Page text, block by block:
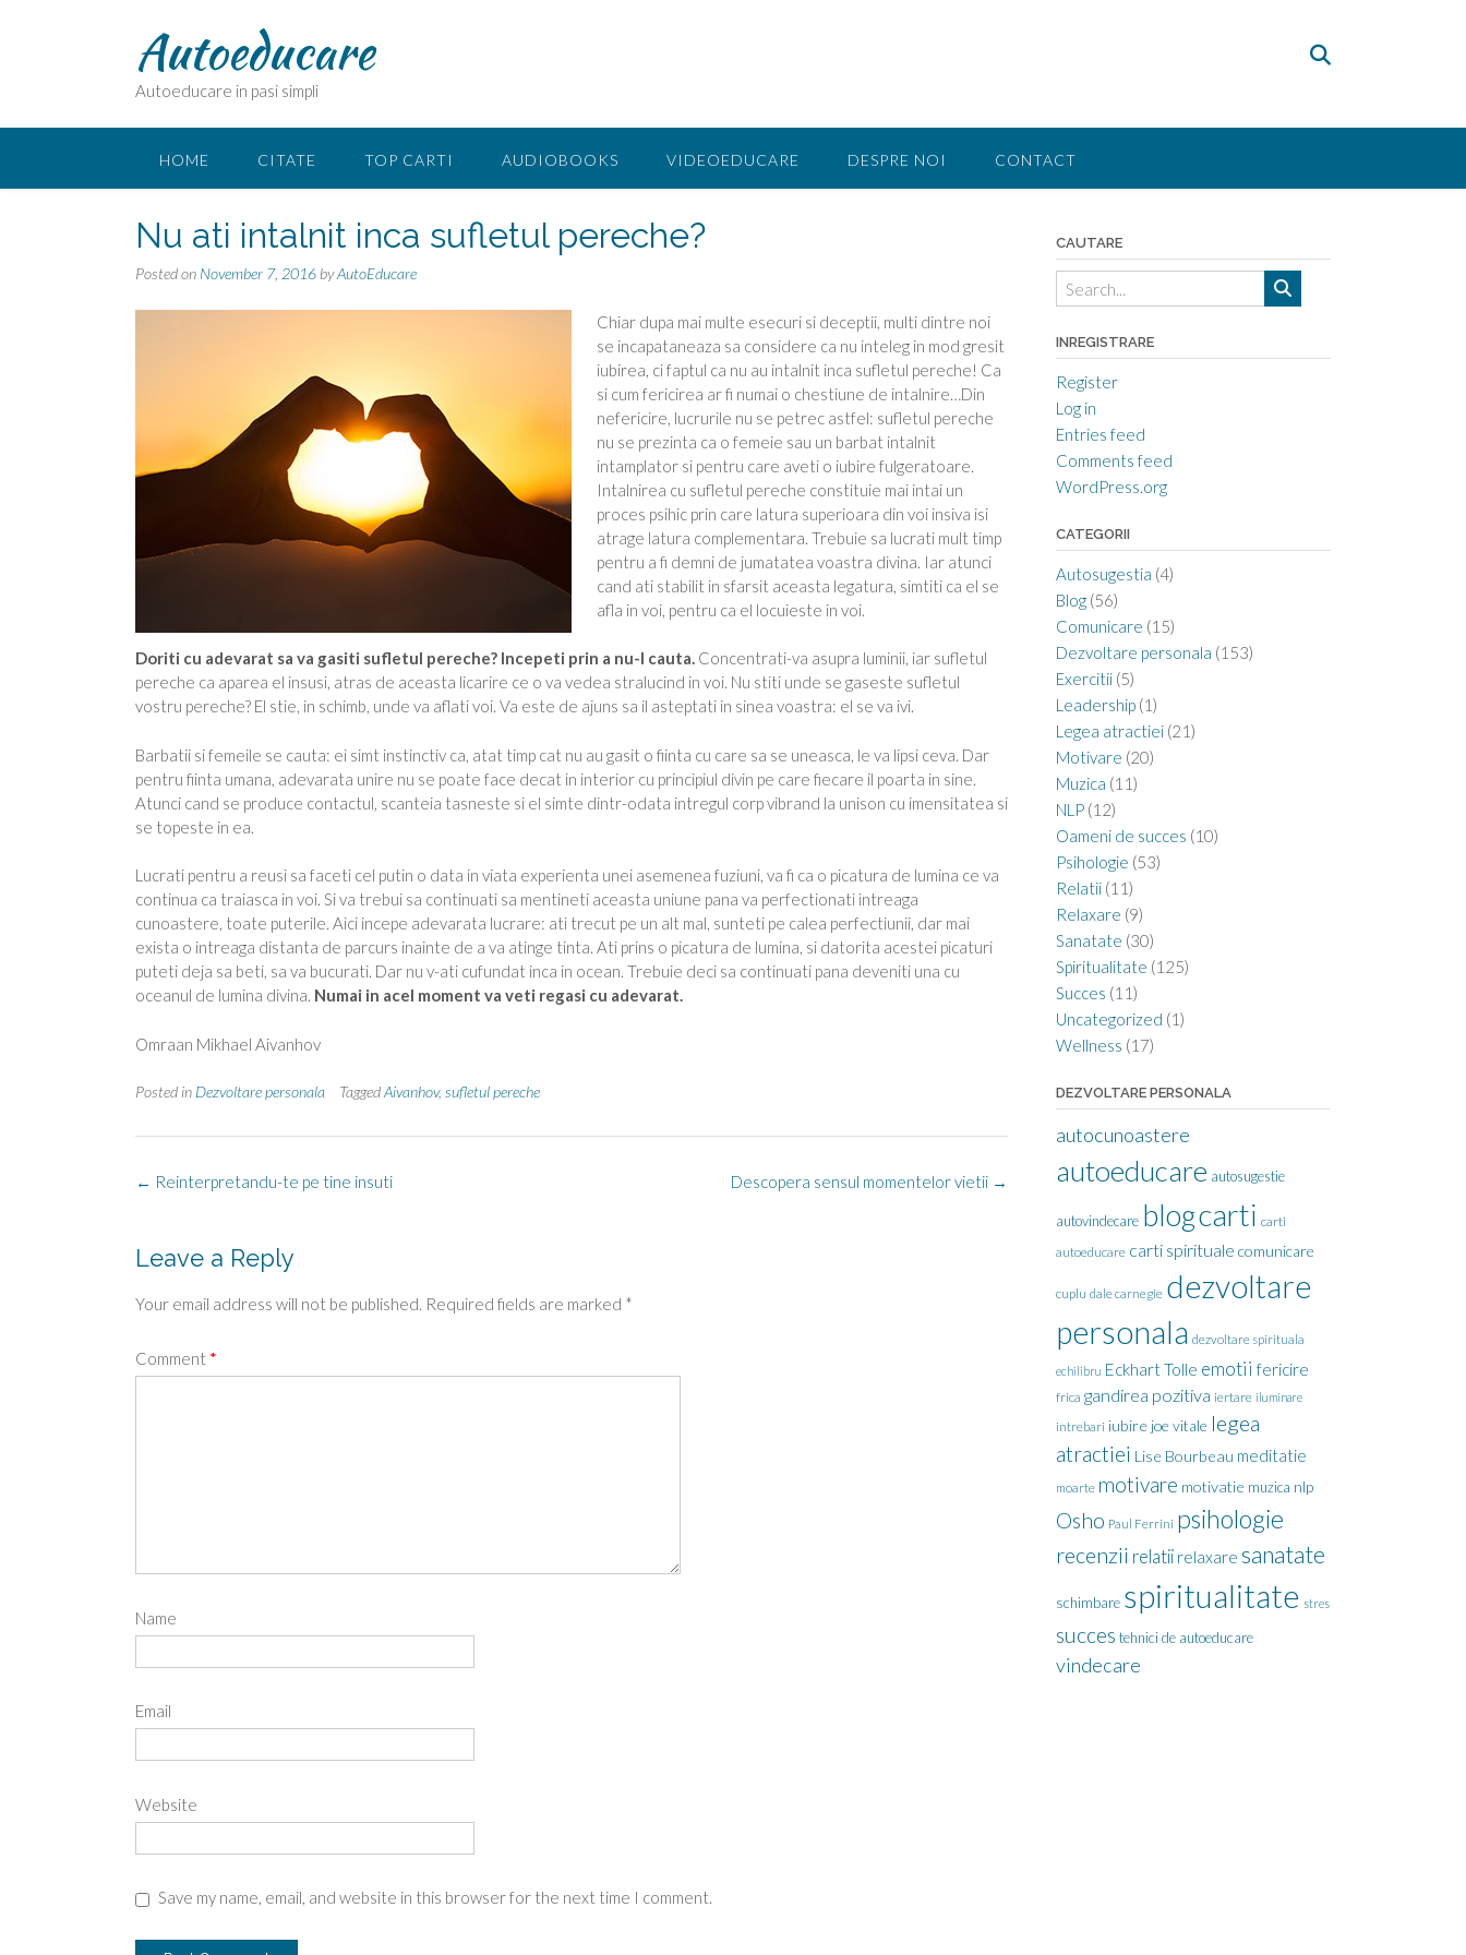
Autoeducare
Autoeducare in pasi simpli
HOME CITATE TOP CARTI AUDIOBOOKS VIDEOEDUCARE DESPRE NOI CONTACT
Nu ati intalnit inca sufletul pereche?
Posted on November 7, 2016 byAutoEducare
Chiar dupa mai multe esecuri si deceptii, multi dintre noi
se incapataneaza sa considere ca nu inteleg in mod gresit
iubirea, ci faptul ca nu au intalnit inca sufletul pereche! Ca
si cum fericirea ar fi numai o chestiune de intalnire…Din
nefericire, lucrurile nu se petrec astfel: sufletul pereche
nu se prezinta ca o femeie sau un barbat intalnit
intamplator si pentru care aveti o iubire fulgeratoare.
Intalnirea cu sufletul pereche constituie mai intai un
proces psihic prin care latura superioara din voi insiva isi
atrage latura complementara. Trebuie sa lucrati mult timp
pentru a fi demni de jumatatea voastra divina. Iar atunci
cand ati stabilit in sfarsit aceasta legatura, simtiti ca el se
afla in voi, pentru ca el locuieste in voi.
Doriti cu adevarat sa va gasiti sufletul pereche? Incepeti prin a nu-l cauta. Concentrati-va asupra luminii, iar sufletul
pereche ca aparea el insusi, atras de aceasta licarire ce o va vedea stralucind in voi. Nu stiti unde se gaseste sufletul
vostru pereche? El stie, in schimb, unde va aflati voi. Va este de ajuns sa il asteptati in sinea voastra: el se va ivi.
Barbatii si femeile se cauta: ei simt instinctiv ca, atat timp cat nu au gasit o fiinta cu care sa se uneasca, le va lipsi ceva. Dar
pentru fiinta umana, adevarata unire nu se poate face decat in interior cu principiul divin pe care fiecare il poarta in sine.
Atunci cand se produce contactul, scanteia tasneste si el simte dintr-odata intregul corp vibrand la unison cu imensitatea si
se topeste in ea.
Lucrati pentru a reusi sa faceti cel putin o data in viata experienta unei asemenea fuziuni, va fi ca o picatura de lumina ce va
continua ca traiasca in voi. Si va trebui sa continuati sa mentineti aceasta uniune pana va perfectionati intreaga
cunoastere, toate puterile. Aici incepe adevarata lucrare: ati trecut pe un alt mal, sunteti pe calea perfectiunii, dar mai
exista o intreaga distanta de parcurs inainte de a va atinge tinta. Ati prins o picatura de lumina, si datorita acestei picaturi
puteti deja sa beti, sa va bucurati. Dar nu v-ati cufundat inca in ocean. Trebuie deci sa continuati pana deveniti una cu
oceanul de lumina divina. Numai in acel moment va veti regasi cu adevarat.
Omraan Mikhael Aivanhov
Posted in Dezvoltare personala TaggedAivanhov, sufletul pereche
Post
Descopera sensul momentelor vietii →
← Reinterpretandu-te pe tine insuti
Leave a Reply
Your email address will not be published. Required fields are marked *
Comment *
Name
Email
Website
Save my name, email, and website in this browser for the next time I comment.
CAUTARE
INREGISTRARE
Register
Log in
Entries feed
Comments feed
WordPress.org
CATEGORII
Autosugestia (4)
Blog(56)
Comunicare (15)
Dezvoltare personala (153)
Exercitii(5)
Leadership(1)
Legea atractiei(21)
Motivare (20)
Muzica (11)
NLP(12)
Oameni de succes (10)
Psihologie (53)
Relatii(11)
Relaxare (9)
Sanatate (30)
Spiritualitate (125)
Succes (11)
Uncategorized (1)
Wellness (17)
DEZVOLTARE PERSONALA
autocunoastere
autoeducare autosugestie
autovindecare blogcarti carti
autoeducare carti spirituale comunicare
cuplu dale carnegie dezvoltare
personala dezvoltare spirituala
echilibru Eckhart Tolle emotii fericire
frica gandirea pozitiva iertare iluminare
intrebari iubire joe vitale legea
atractiei Lise Bourbeau meditatie
moarte motivare motivatie muzica nlp
Osho Paul Ferrini psihologie
recenzii relatii relaxare sanatate
schimbare spiritualitate stres
succes tehnici de autoeducare
vindecare